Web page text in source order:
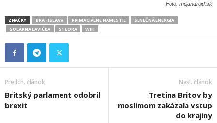
Foto: mojandroid.sk
ZNAČKY BRATISLAVA PRIMACIÁLNE NÁMESTIE
SLNEČNÁ ENERGIA
SOLÁRNA LAVIČKA
STEORA WIFI
Predch. článok
Britský parlament odobril
brexit
Nasl. článok
Tretina Britov by
moslimom zakázala vstup
do krajiny